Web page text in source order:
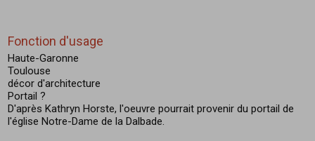
Fonction d'usage
Haute-Garonne
Toulouse
décor d'architecture
Portail ?
D'après Kathryn Horste, l'oeuvre pourrait provenir du portail de
l'église Notre-Dame de la Dalbade.